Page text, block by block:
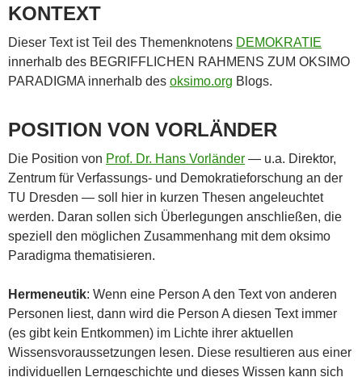
KONTEXT
Dieser Text ist Teil des Themenknotens DEMOKRATIE
innerhalb des BEGRIFFLICHEN RAHMENS ZUM OKSIMO
PARADIGMA innerhalb des oksimo.org Blogs.
POSITION VON VORLÄNDER
Die Position von Prof. Dr. Hans Vorländer — u.a. Direktor,
Zentrum für Verfassungs- und Demokratieforschung an der
TU Dresden — soll hier in kurzen Thesen angeleuchtet
werden. Daran sollen sich Überlegungen anschließen, die
speziell den möglichen Zusammenhang mit dem oksimo
Paradigma thematisieren.
Hermeneutik: Wenn eine Person A den Text von anderen
Personen liest, dann wird die Person A diesen Text immer
(es gibt kein Entkommen) im Lichte ihrer aktuellen
Wissensvoraussetzungen lesen. Diese resultieren aus einer
individuellen Lerngeschichte und dieses Wissen kann sich